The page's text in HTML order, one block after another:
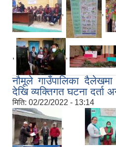
, ,
, ,
नौमूले गाउँपालिका
देखि व्यक्तिगत घटना दर्ता
मिति: 02/22/2022 - 13:14
,